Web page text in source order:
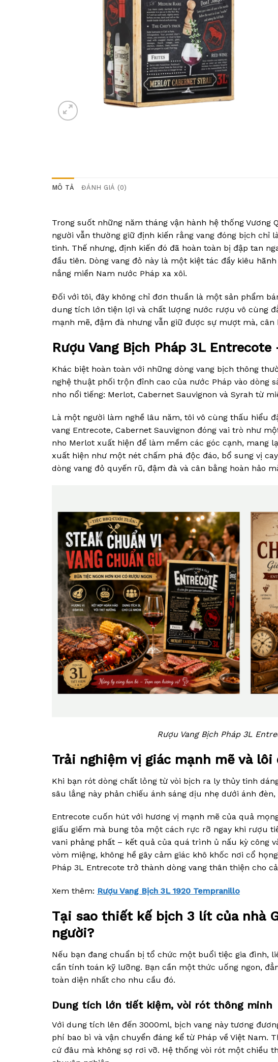
MÔ TẢ ĐÁNH GIÁ (0)
Trong suốt những năm tháng vận hành hệ thống Vương
người vẫn thường giữ định kiến rằng vang đóng bịch chỉ
tinh. Thế nhưng, định kiến đó đã hoàn toàn bị đập tan
đầu tiên. Dòng vang đỏ này là một kiệt tác đầy kiêu
nắng miền Nam nước Pháp xa xôi.
Đối với tôi, đây không chỉ đơn thuần là một sản phẩm
dung tích lớn tiện lợi và chất lượng nước rượu vô cùng
mạnh mẽ, đậm đà nhưng vẫn giữ được sự mượt mà,
Rượu Vang Bịch Pháp 3L
Khác biệt hoàn toàn với những dòng vang bịch thông
nghệ thuật phối trộn đỉnh cao của nước Pháp vào dòng
nho nổi tiếng: Merlot, Cabernet Sauvignon và Syrah từ
Là một người làm nghề lâu năm, tôi vô cùng thấu hiểu
vang Entrecote, Cabernet Sauvignon đóng vai trò như
nho Merlot xuất hiện để làm mềm các góc cạnh, mang
xuất hiện như một nét chấm phá độc đáo, bổ sung vị
dòng vang đỏ quyến rũ, đậm đà và cân bằng hoàn hảo
Rượu Vang Bịch Pháp 3L
Trải nghiệm vị giác mạnh mẽ và
Khi bạn rót dòng chất lỏng từ vòi bịch ra ly thủy tinh
sâu lắng này phản chiếu ánh sáng dịu nhẹ dưới ánh
Entrecote cuốn hút với hương vị mạnh mẽ của quả
giấu giếm mà bung tỏa một cách rực rỡ ngay khi rượu
vani phảng phất – kết quả của quá trình ủ nấu kỳ công
vòm miệng, không hề gây cảm giác khô khốc nơi cổ
Pháp 3L Entrecote trở thành dòng vang thân thiện cho
Xem thêm: Rượu Vang Bịch 3L 1920 Tempranillo
Tại sao thiết kế bịch 3 lít của nhà
người?
Nếu bạn đang chuẩn bị tổ chức một buổi tiệc gia đình,
cần tính toán kỹ lưỡng. Bạn cần một thức uống ngon,
toàn diện nhất cho nhu cầu đó.
Dung tích lớn tiết kiệm, vòi rót thông minh
Với dung tích lên đến 3000ml, bịch vang này tương
phí bao bì và vận chuyển đáng kể từ Pháp về Việt Nam.
cứ đâu mà không sợ rơi vỡ. Hệ thống vòi rót một chiều